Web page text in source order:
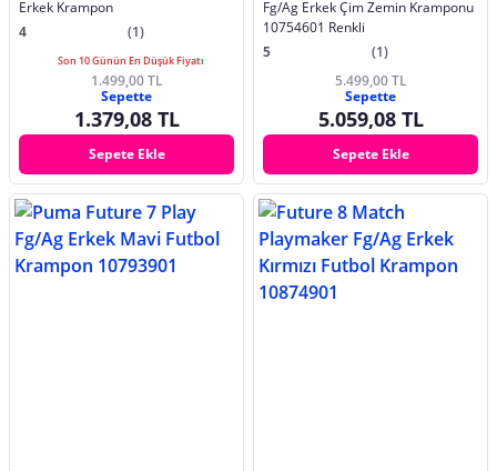
Erkek Krampon
4
(1)
Son 10 Günün En Düşük Fiyatı
1.499,00 TL
Sepette
1.379,08 TL
Sepete Ekle
Fg/Ag Erkek Çim Zemin Kramponu
10754601 Renkli
5
(1)
5.499,00 TL
Sepette
5.059,08 TL
Sepete Ekle